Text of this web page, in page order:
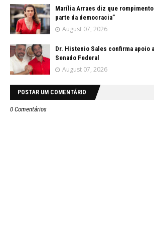
Marília Arraes diz que
parte da democracia”
August 07, 2026
Dr. Histenio Sales confirma apoio
Senado Federal
August 07, 2026
POSTAR UM COMENTÁRIO
0 Comentários